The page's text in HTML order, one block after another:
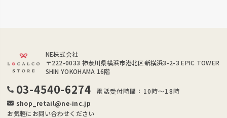
NE株式会社
〒222-0033 神奈川県横浜市港北区新横浜3-2-3 EPIC TOWER
SHIN YOKOHAMA 16階
03-4540-6274
電話受付時間：10時～18時
shop_retail@ne-inc.jp
お気軽にお問い合わせください